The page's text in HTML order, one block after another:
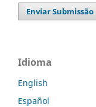
Enviar Submissão
Idioma
English
Español